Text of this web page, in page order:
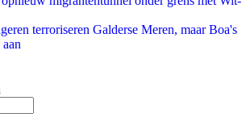
terroriseren Galderse Meren, maar Boa's